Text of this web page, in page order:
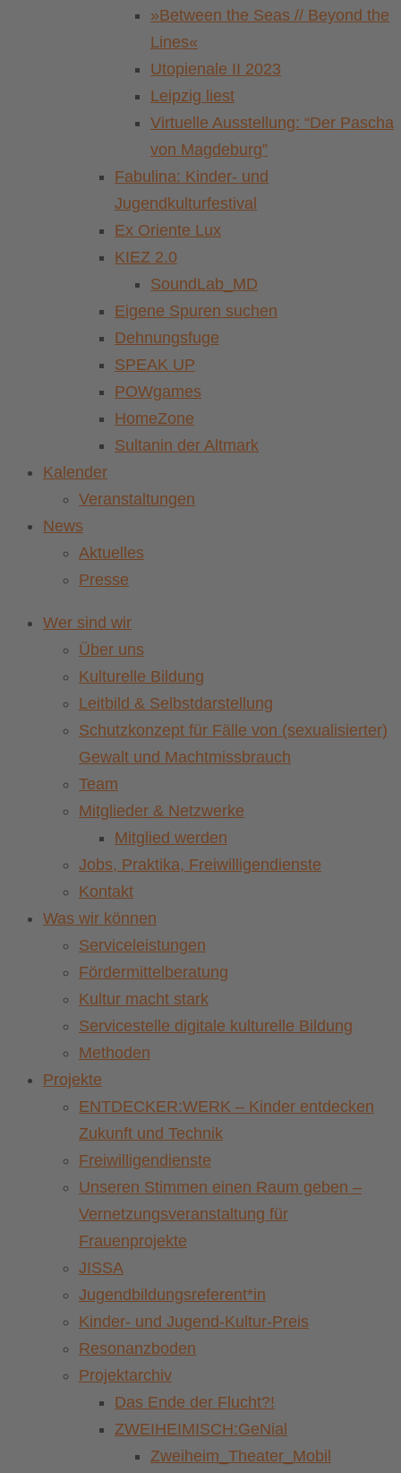
»Between the Seas // Beyond the
Lines«
Utopienale II 2023
Leipzig liest
Virtuelle Ausstellung: “Der Pascha
von Magdeburg”
Fabulina: Kinder- und
Jugendkulturfestival
Ex Oriente Lux
KIEZ 2.0
SoundLab_MD
Eigene Spuren suchen
Dehnungsfuge
SPEAK UP
POWgames
HomeZone
Sultanin der Altmark
Kalender
Veranstaltungen
News
Aktuelles
Presse
Wer sind wir
Über uns
Kulturelle Bildung
Leitbild & Selbstdarstellung
Schutzkonzept für Fälle von (sexualisierter)
Gewalt und Machtmissbrauch
Team
Mitglieder & Netzwerke
Mitglied werden
Jobs, Praktika, Freiwilligendienste
Kontakt
Was wir können
Serviceleistungen
Fördermittelberatung
Kultur macht stark
Servicestelle digitale kulturelle Bildung
Methoden
Projekte
ENTDECKER:WERK – Kinder entdecken
Zukunft und Technik
Freiwilligendienste
Unseren Stimmen einen Raum geben –
Vernetzungsveranstaltung für
Frauenprojekte
JISSA
Jugendbildungsreferent*in
Kinder- und Jugend-Kultur-Preis
Resonanzboden
Projektarchiv
Das Ende der Flucht?!
ZWEIHEIMISCH:GeNial
Zweiheim_Theater_Mobil